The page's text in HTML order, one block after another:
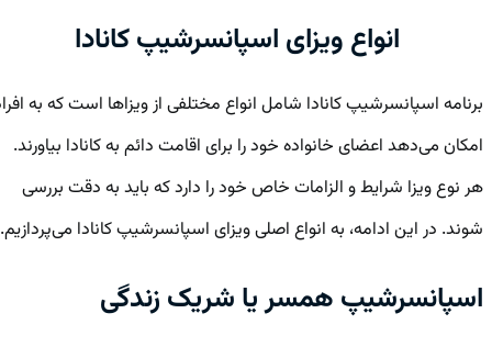
انواع ویزای اسپانسرشیپ کانادا
برنامه اسپانسرشیپ کانادا شامل انواع مختلفی از ویزاها است که به افراد
امکان می‌دهد اعضای خانواده خود را برای اقامت دائم به کانادا بیاورند.
هر نوع ویزا شرایط و الزامات خاص خود را دارد که باید به دقت بررسی
شوند. در این ادامه، به انواع اصلی ویزای اسپانسرشیپ کانادا می‌پردازیم.
اسپانسرشیپ همسر یا شریک زندگی